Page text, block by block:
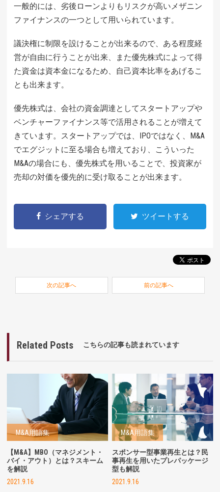
一般的には、劣後ローンよりもリスクが高いメザニン
ファイナンスの一つとして用いられています。
議決権に制限を設けることが出来るので、ある程度経
営が自由に行うことが出来、また優先株式によって得
た資金は資本金になるため、自己資本比率をあげるこ
とも出来ます。
優先株式は、会社の資金調達としてスタートアップや
ベンチャーファイナンス等で活用されることが増えて
きています。スタートアップでは、IPOではなく、M&A
でエグジットに至る場合も増えており、こういった
M&Aの場合にも、優先株式を用いることで、投資家が
売却の対価を優先的に受け取ることが出来ます。
シェアする ツイートする
次の記事へ 前の記事へ
Related Posts こちらの記事も読まれています
M&A用語集
【M&A】MBO（マネジメント・
バイ・アウト）とは？スキーム
を解説
2021.9.16
M&A用語集
スポンサー型事業再生とは？民
事再生を用いたプレパッケージ
型も解説
2021.9.16